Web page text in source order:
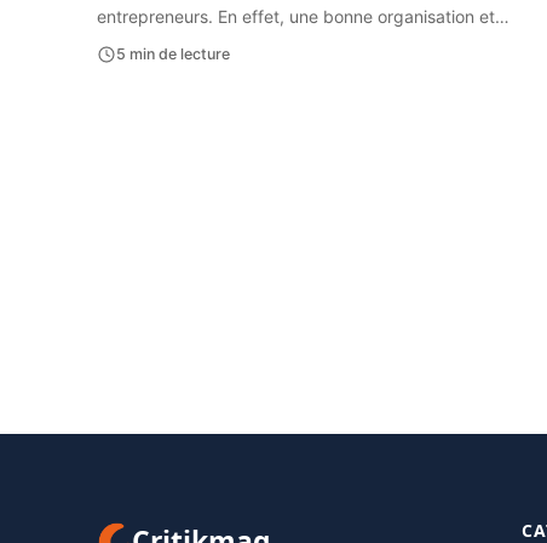
entrepreneurs. En effet, une bonne organisation et…
5 min de lecture